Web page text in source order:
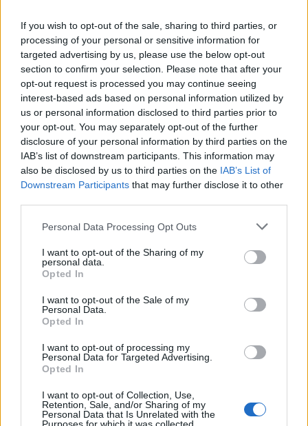
If you wish to opt-out of the sale, sharing to third parties, or
processing of your personal or sensitive information for
targeted advertising by us, please use the below opt-out
section to confirm your selection. Please note that after your
opt-out request is processed you may continue seeing
interest-based ads based on personal information utilized by
us or personal information disclosed to third parties prior to
your opt-out. You may separately opt-out of the further
disclosure of your personal information by third parties on the
IAB’s list of downstream participants. This information may
also be disclosed by us to third parties on the IAB’s List of
Downstream Participants that may further disclose it to other
Personal Data Processing Opt Outs
I want to opt-out of the Sharing of my
personal data.
Opted In
I want to opt-out of the Sale of my
Personal Data.
Opted In
I want to opt-out of processing my
Personal Data for Targeted Advertising.
Opted In
I want to opt-out of Collection, Use,
Retention, Sale, and/or Sharing of my
Personal Data that Is Unrelated with the
Ισμήνη Καλέση: “Η πρωινή ζώνη
απαρτίζεται από τρελές κατσίκες με
άσπρα δόντια” – Τι απάντησε η Ελεονώρα
Μελέτη
Σα, 4 Ιούν 2022 10:37
Στην κάμερα της εκπομπής “Mega Καλημέρα” μίλησε η
ηθοποιός Ισμήνη Καλέση, η οποία…
Συγκλονίζει η Ξένια των Rec.Έχασα τον
παππού μου από βομβαρδισμό στο
βάλω ζώνη στο αμάξι γιατι…..